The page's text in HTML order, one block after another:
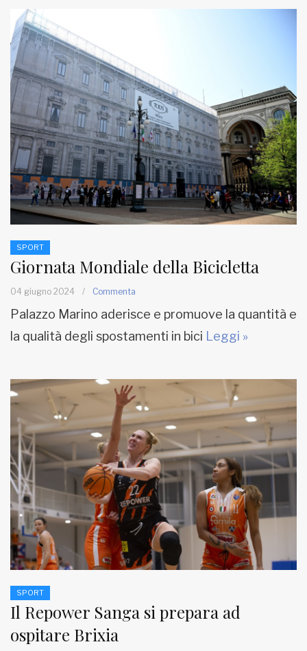
SPORT
Giornata Mondiale della Bicicletta
04 giugno 2024 / Commenta
Palazzo Marino aderisce e promuove la quantità e
la qualità degli spostamenti in bici Leggi »
SPORT
Il Repower Sanga si prepara ad
ospitare Brixia